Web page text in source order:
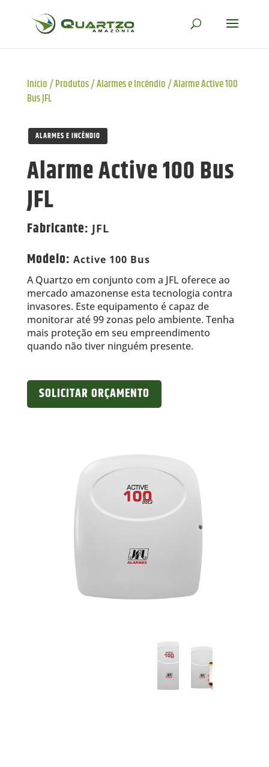
Início/Produtos/Alarmes e Incêndio/Alarme Active 100
Bus JFL
ALARMES E INCÊNDIO
Alarme Active 100 Bus
JFL
Fabricante:JFL
Modelo: Active 100 Bus
A Quartzo em conjunto com a JFL oferece ao
mercado amazonense esta tecnologia contra
invasores. Este equipamento é capaz de
monitorar até 99 zonas pelo ambiente. Tenha
mais proteção em seu empreendimento
quando não tiver ninguém presente.
SOLICITAR ORÇAMENTO